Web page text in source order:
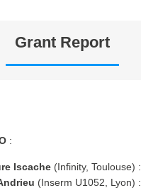
Grant Report
:
Iscache (Infinity, Toulouse) :
(Inserm U1052, Lyon) :